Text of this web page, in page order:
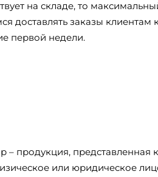
на складе, то
доставлять заказы клиентам
первой недели.
– продукция, представленная к
или юридическое